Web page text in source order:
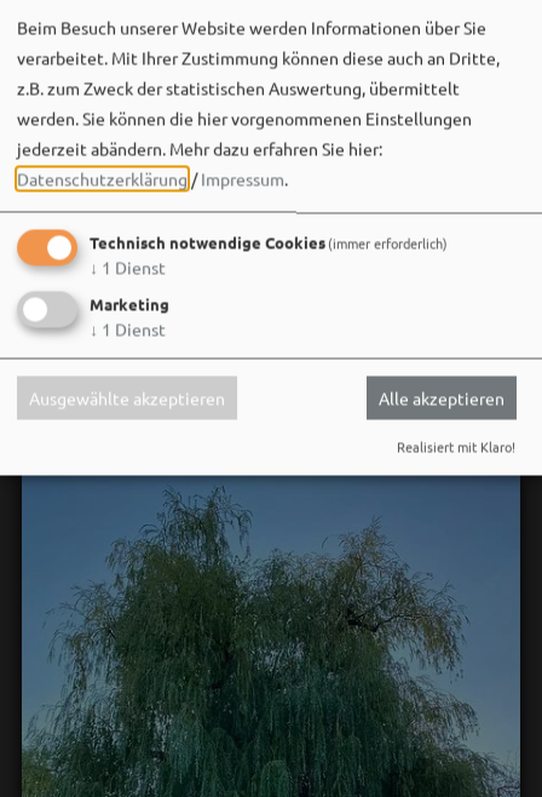
Bergwaldtheater
06. August um 18:08 via Facebook
Komm am 08.08. ins Bergwaldtheater und hol dir deinen
neuen Ohrwurm. 🎤✨
Gute Musik, beste Stimmung und ein Sommerabend,
der im Kopf bleibt. 🌿🎵
Wir sehen uns…
Beim Besuch unserer Website werden Informationen über Sie
verarbeitet. Mit Ihrer Zustimmung können diese auch an Dritte,
z.B. zum Zweck der statistischen Auswertung, übermittelt
werden. Sie können die hier vorgenommenen Einstellungen
jederzeit abändern. Mehr dazu erfahren Sie hier:
Datenschutzerklärung /Impressum.
Technisch notwendige Cookies(immer erforderlich)
↓ 1 Dienst
Marketing
↓ 1 Dienst
Ausgewählte akzeptieren Alle akzeptieren
Realisiert mit Klaro!